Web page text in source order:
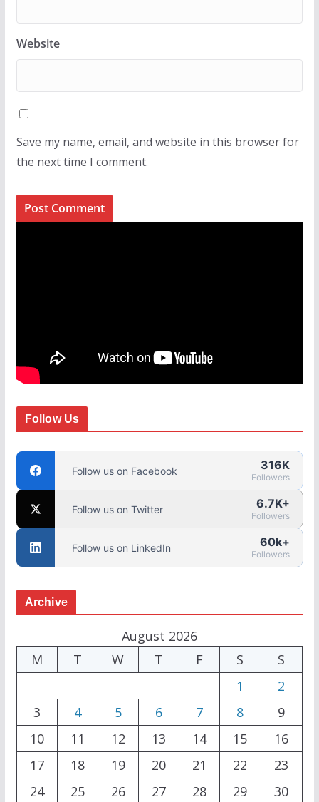
Website
Save my name, email, and website in this browser for
the next time I comment.
Follow Us
Follow us on Facebook 316K
Followers
Follow us on Twitter 6.7K+
Followers
Follow us on LinkedIn 60k+
Followers
Archive
August 2026
M
T W T F S
S
1
2
3
4 5 6 7 8
9
10
11 12 13 14 15
16
17
18 19 20 21 22
23
24
25 26 27 28 29
30